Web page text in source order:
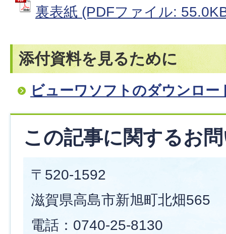
裏表紙 (PDFファイル:
添付資料を見るために
ビューワソフトのダウンロー
この記事に関するお
〒520-1592
滋賀県高島市新旭町北畑565
電話：0740-25-8130